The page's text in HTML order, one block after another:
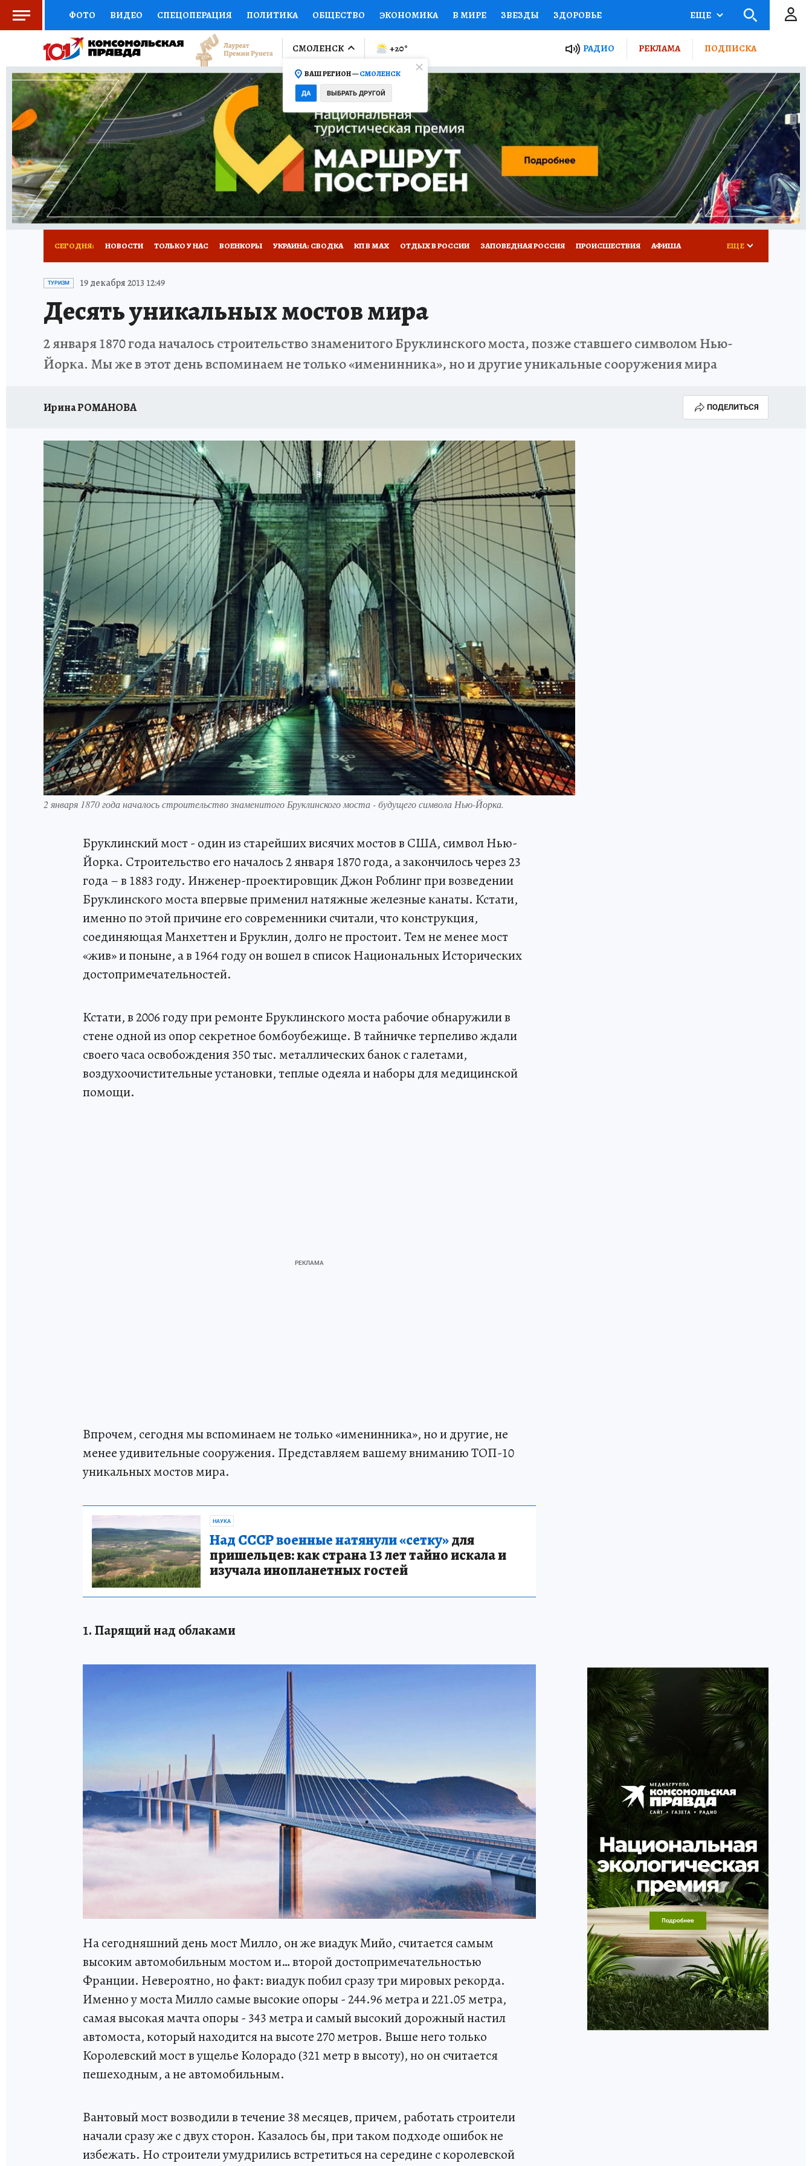
ФОТО ВИДЕО СПЕЦОПЕРАЦИЯ ПОЛИТИКА ОБЩЕСТВО ЭКОНОМИКА В МИРЕ ЗВЕЗДЫ ЗДОРОВЬЕ
СОЦПОДДЕРЖКА НАУКА СПОРТ КОЛУМНИСТЫ ПРОИСШЕСТВИЯ НАЦИОНАЛЬНЫЕ ПРОЕКТЫ РОССИИ
ВЫБОР ЭКСПЕРТОВ ДОКТОР ФИНАНСЫ ОТКРЫВАЕМ МИР Я ЗНАЮ СЕМЬЯ ЖЕНСКИЕ СЕКРЕТЫ ПУТЕВОДИТЕЛЬ
КНИЖНАЯ ПОЛКА ПРОГНОЗЫ НА СПОРТ ПРОМОКОДЫ СЕРИАЛЫ СПЕЦПРОЕКТЫ ДЕФИЦИТ ЖЕЛЕЗА ТУРИЗМ
ПРЕСС-ЦЕНТР НЕДВИЖИМОСТЬ ТЕЛЕВИЗОР КОЛЛЕКЦИИ КОНКУРСЫ РАБОТА У НАС ГИД ПОТРЕБИТЕЛЯ ВСЕ О КП
РАДИО КП РЕКЛАМА ТЕСТЫ НОВОЕ НА САЙТЕ
ЕЩЕ
СМОЛЕНСК
ВАШ РЕГИОН —СМОЛЕНСК
ДА ВЫБРАТЬ ДРУГОЙ
+20° РАДИО РЕКЛАМА ПОДПИСКА
СЕГОДНЯ: НОВОСТИ ТОЛЬКО У НАС ВОЕНКОРЫ УКРАИНА: СВОДКА КП В МАХ ОТДЫХ В РОССИИ ЗАПОВЕДНАЯ РОССИЯ ПРОИСШЕСТВИЯ АФИША
ИСПЫТАНО НА СЕБЕ
ЕЩЕ
ТУРИЗМ 19 декабря 2013 12:49
Десять уникальных мостов мира
2 января 1870 года началось строительство знаменитого Бруклинского моста, позже ставшего символом Нью-
Йорка. Мы же в этот день вспоминаем не только «именинника», но и другие уникальные сооружения мира
Ирина РОМАНОВА ПОДЕЛИТЬСЯ
2 января 1870 года началось строительство знаменитого Бруклинского моста - будущего символа Нью-Йорка.
Бруклинский мост - один из старейших висячих мостов в США, символ Нью-
Йорка. Строительство его началось 2 января 1870 года, а закончилось через 23
года – в 1883 году. Инженер-проектировщик Джон Роблинг при возведении
Бруклинского моста впервые применил натяжные железные канаты. Кстати,
именно по этой причине его современники считали, что конструкция,
соединяющая Манхеттен и Бруклин, долго не простоит. Тем не менее мост
«жив» и поныне, а в 1964 году он вошел в список Национальных Исторических
достопримечательностей.
Кстати, в 2006 году при ремонте Бруклинского моста рабочие обнаружили в
стене одной из опор секретное бомбоубежище. В тайничке терпеливо ждали
своего часа освобождения 350 тыс. металлических банок с галетами,
воздухоочистительные установки, теплые одеяла и наборы для медицинской
помощи.
Впрочем, сегодня мы вспоминаем не только «именинника», но и другие, не
менее удивительные сооружения. Представляем вашему вниманию ТОП-10
уникальных мостов мира.
НАУКА
Над СССР военные натянули «сетку»для
пришельцев: как страна 13 лет тайно искала и
изучала инопланетных гостей
1. Парящий над облаками
На сегодняшний день мост Милло, он же виадук Мийо, считается самым
высоким автомобильным мостом и… второй достопримечательностью
Франции. Невероятно, но факт: виадук побил сразу три мировых рекорда.
Именно у моста Милло самые высокие опоры - 244.96 метра и 221.05 метра,
самая высокая мачта опоры - 343 метра и самый высокий дорожный настил
автомоста, который находится на высоте 270 метров. Выше него только
Королевский мост в ущелье Колорадо (321 метр в высоту), но он считается
пешеходным, а не автомобильным.
Вантовый мост возводили в течение 38 месяцев, причем, работать строители
начали сразу же с двух сторон. Казалось бы, при таком подходе ошибок не
избежать. Но строители умудрились встретиться на середине с королевской